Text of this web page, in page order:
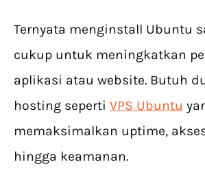
Ternyata menginstall Ubuntu
cukup untuk meningkatkan
aplikasi atau website. Butuh
hosting seperti VPS Ubuntu
memaksimalkan uptime,
hingga keamanan.